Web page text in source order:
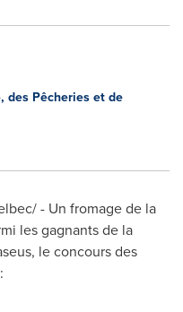
des Pêcheries et de
- Un fromage de la
les gagnants de la
le concours des